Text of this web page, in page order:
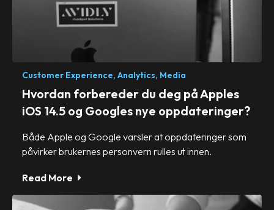
Customer Experience, Analytics, Media
Hvordan forbereder du deg på Apples
iOS 14.5 og Googles nye oppdateringer?
Både Apple og Google varsler at oppdateringer som
påvirker brukernes personvern rulles ut innen.
Read More